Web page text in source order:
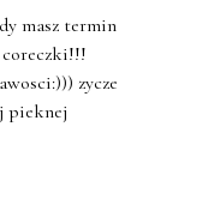
masz termin
zycze
pieknej